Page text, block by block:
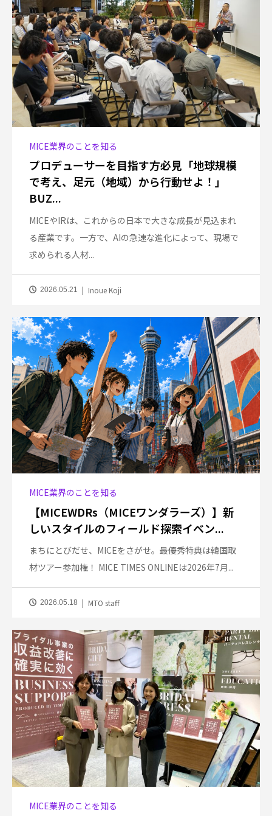
MICE業界のことを知る
プロデューサーを目指す方必見「地球規模
で考え、足元（地域）から行動せよ！」
BUZ...
MICEやIRは、これからの日本で大きな成長が見込まれ
る産業です。一方で、AIの急速な進化によって、現場で
求められる人材...
2026.05.21 Inoue Koji
MICE業界のことを知る
【MICEWDRs（MICEワンダラーズ）】新
しいスタイルのフィールド探索イベン...
まちにとびだせ、MICEをさがせ。最優秀特典は韓国取
材ツアー参加権！ MICE TIMES ONLINEは2026年7月...
2026.05.18 MTO staff
MICE業界のことを知る